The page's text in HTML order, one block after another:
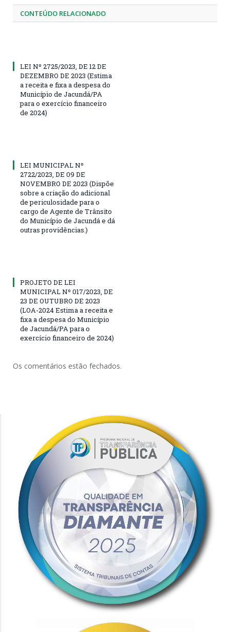
CONTEÚDO RELACIONADO
LEI Nº 2725/2023, DE 12 DE
DEZEMBRO DE 2023 (Estima
a receita e fixa a despesa do
Município de Jacundá/PA
para o exercício financeiro
de 2024)
LEI MUNICIPAL Nº
2722/2023, DE 09 DE
NOVEMBRO DE 2023 (Dispõe
sobre a criação do adicional
de periculosidade para o
cargo de Agente de Trânsito
do Município de Jacundá e dá
outras providências.)
PROJETO DE LEI
MUNICIPAL Nº 017/2023, DE
23 DE OUTUBRO DE 2023
(LOA-2024 Estima a receita e
fixa a despesa do Município
de Jacundá/PA para o
exercício financeiro de 2024)
Os comentários estão fechados.